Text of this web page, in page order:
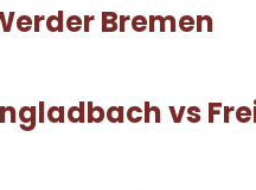
Bremen
vs